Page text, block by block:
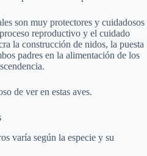
son muy protectores y cuidadosos
reproductivo y el cuidado
la construcción de nidos, la puesta
padres en la alimentación de los
de ver en estas aves.
varía según la especie y su